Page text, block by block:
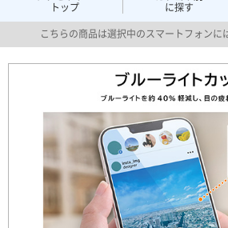
トップ
に探す
こちらの商品は選択中のスマートフォンに